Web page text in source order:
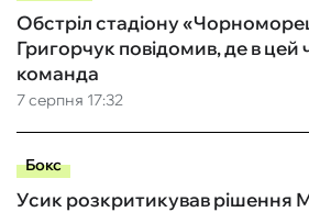
7 серпня 17:32
Обстріл стадіону
Григорчук повідомив, де в цей
команда
Бокс
Усик розкритикував рішення